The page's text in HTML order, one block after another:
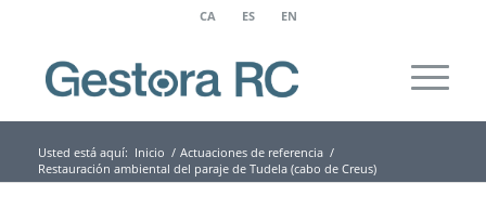
CA ES EN
Usted está aquí: Inicio / Actuaciones de referencia /
Restauración ambiental del paraje de Tudela (cabo de Creus)